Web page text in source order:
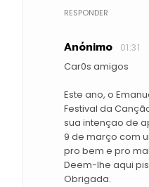
RESPONDER
Anónimo 01:31
Car0s amigos
Este ano, o
Festival da
sua intençao de
9 de março com
pro bem e pro
Deem-lhe aqui
Obrigada.